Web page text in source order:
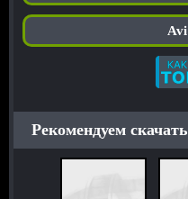
Рекомендуем